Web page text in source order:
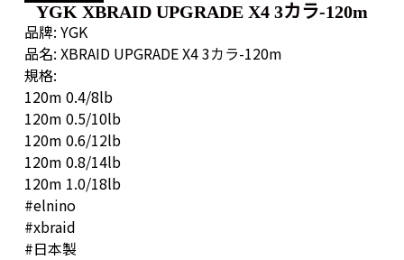
YGK XBRAID UPGRADE X4 3カラ-120m
品牌: YGK
品名: XBRAID UPGRADE X4 3カラ-120m
規格:
120m 0.4/8lb
120m 0.5/10lb
120m 0.6/12lb
120m 0.8/14lb
120m 1.0/18lb
#elnino
#xbraid
#日本製